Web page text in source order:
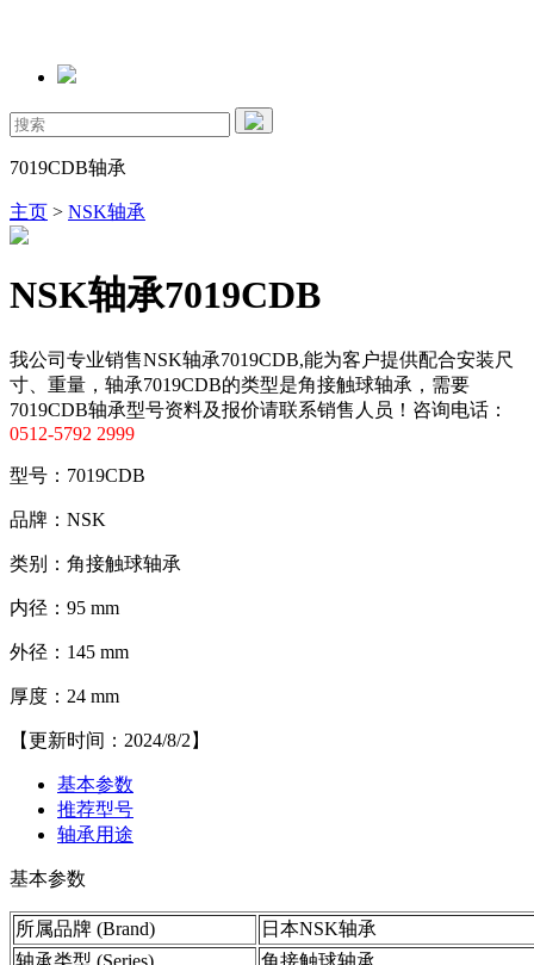
7019CDB轴承
主页 > NSK轴承
NSK轴承7019CDB
我公司专业销售NSK轴承7019CDB,能为客户提供配合安装尺
寸、重量，轴承7019CDB的类型是角接触球轴承，需要
7019CDB轴承型号资料及报价请联系销售人员！咨询电话：
0512-5792 2999
型号：7019CDB
品牌：NSK
类别：角接触球轴承
内径：95 mm
外径：145 mm
厚度：24 mm
【更新时间：2024/8/2】
基本参数
推荐型号
轴承用途
基本参数
所属品牌 (Brand)
日本NSK轴承
轴承类型 (Series)
角接触球轴承